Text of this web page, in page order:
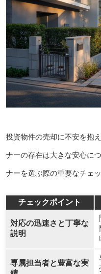
投資物件の売却に不安を抱
ナーの存在は大きな安心に
ナーを選ぶ際の重要なチェ
チェックポイント
対応の迅速さと丁寧な
説明
専属担当者と豊富な実